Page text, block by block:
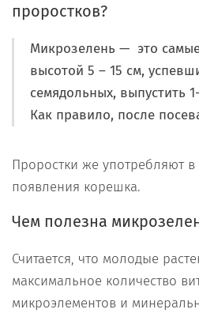
проростков?
Микрозелень — это
высотой 5 – 15 см,
семядольных, выпустить
Как правило, после
Проростки же употребляют
появления корешка.
Чем полезна
Считается, что молодые
максимальное количество
микроэлементов и